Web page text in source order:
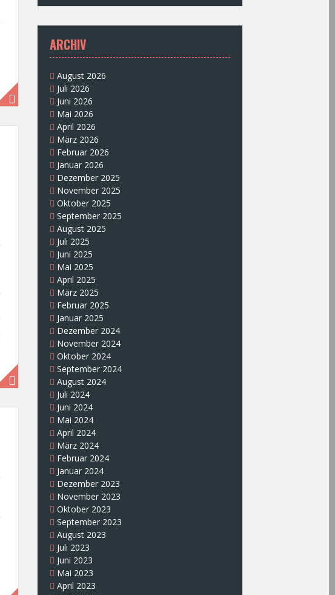
ARCHIV
August 2026
Juli 2026
Juni 2026
Mai 2026
April 2026
März 2026
Februar 2026
Januar 2026
Dezember 2025
November 2025
Oktober 2025
September 2025
August 2025
Juli 2025
Juni 2025
Mai 2025
April 2025
März 2025
Februar 2025
Januar 2025
Dezember 2024
November 2024
Oktober 2024
September 2024
August 2024
Juli 2024
Juni 2024
Mai 2024
April 2024
März 2024
Februar 2024
Januar 2024
Dezember 2023
November 2023
Oktober 2023
September 2023
August 2023
Juli 2023
Juni 2023
Mai 2023
April 2023